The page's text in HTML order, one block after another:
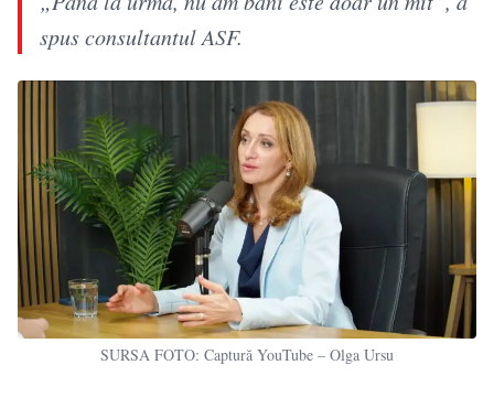
spus consultantul ASF.
SURSA FOTO: Captură YouTube – Olga Ursu